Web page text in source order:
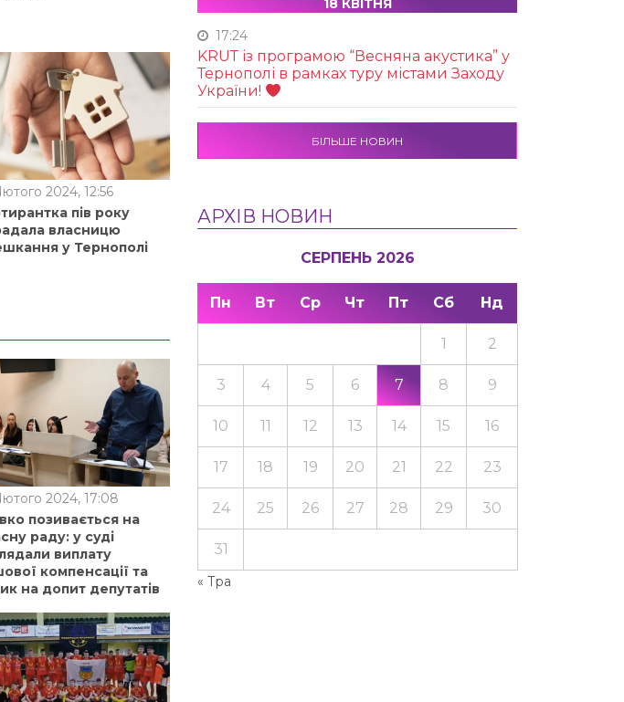
2024, 12:56
пів року
власницю
у Тернополі
2024, 17:08
позивається на
раду: у суді
виплату
компенсації та
на допит депутатів
18 КВІТНЯ
17:24
KRUТ із програмою “Весняна акустика” у
Тернополі в рамках туру містами Заходу
України!
БІЛЬШЕ НОВИН
АРХІВ НОВИН
СЕРПЕНЬ 2026
Пн Вт Ср Чт Пт Сб Нд
« Тра
1 2
3 4 5 6 7 8 9
10 11 12 13 14 15 16
17 18 19 20 21 22 23
24 25 26 27 28 29 30
31